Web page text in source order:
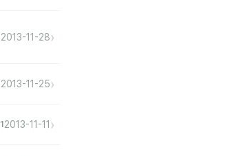
2013-11-28›
2013-11-25›
2013-11-11 ›